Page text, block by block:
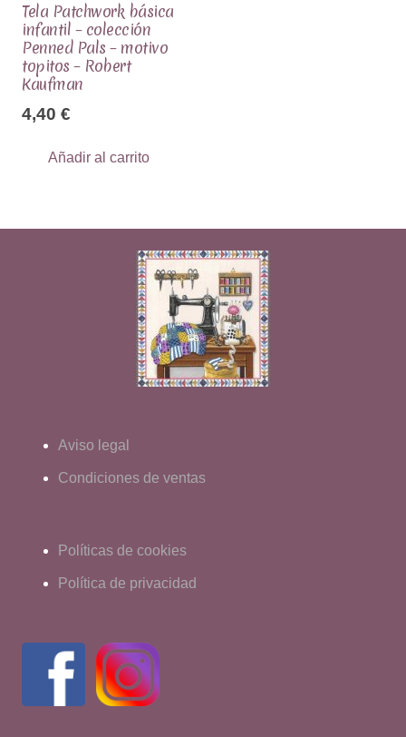
Tela Patchwork básica
infantil – colección
Penned Pals – motivo
topitos – Robert
Kaufman
4,40 €
Añadir al carrito
Aviso legal
Condiciones de ventas
Políticas de cookies
Política de privacidad